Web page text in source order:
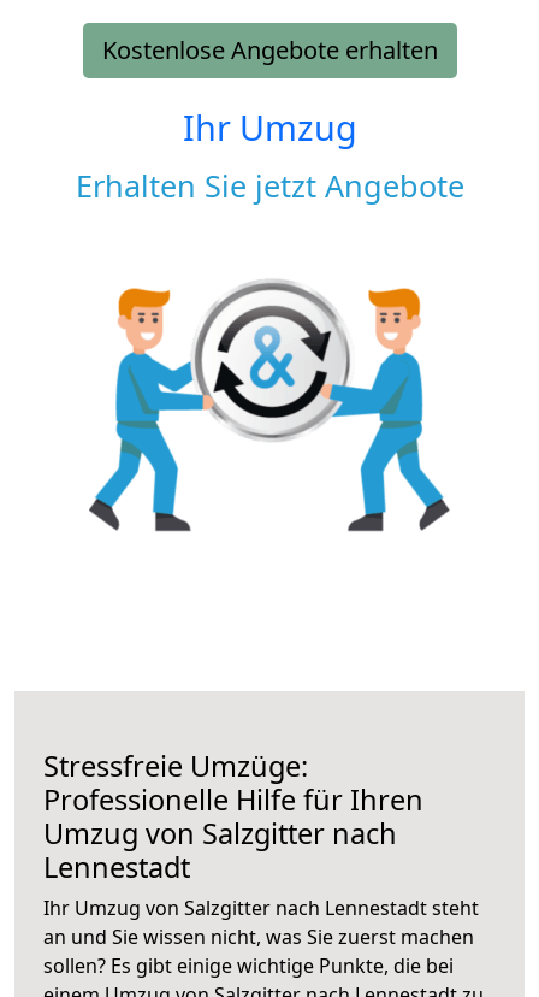
Kostenlose Angebote erhalten
Ihr Umzug
Erhalten Sie jetzt Angebote
Stressfreie Umzüge:
Professionelle Hilfe für Ihren
Umzug von Salzgitter nach
Lennestadt
Ihr Umzug von Salzgitter nach Lennestadt steht
an und Sie wissen nicht, was Sie zuerst machen
sollen? Es gibt einige wichtige Punkte, die bei